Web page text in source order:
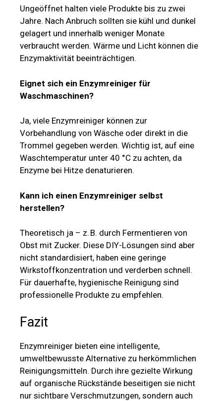
Ungeöffnet halten viele Produkte bis zu zwei
Jahre. Nach Anbruch sollten sie kühl und dunkel
gelagert und innerhalb weniger Monate
verbraucht werden. Wärme und Licht können die
Enzymaktivität beeinträchtigen.
Eignet sich ein Enzymreiniger für
Waschmaschinen?
Ja, viele Enzymreiniger können zur
Vorbehandlung von Wäsche oder direkt in die
Trommel gegeben werden. Wichtig ist, auf eine
Waschtemperatur unter 40 °C zu achten, da
Enzyme bei Hitze denaturieren.
Kann ich einen Enzymreiniger selbst
herstellen?
Theoretisch ja – z. B. durch Fermentieren von
Obst mit Zucker. Diese DIY-Lösungen sind aber
nicht standardisiert, haben eine geringe
Wirkstoffkonzentration und verderben schnell.
Für dauerhafte, hygienische Reinigung sind
professionelle Produkte zu empfehlen.
Fazit
Enzymreiniger bieten eine intelligente,
umweltbewusste Alternative zu herkömmlichen
Reinigungsmitteln. Durch ihre gezielte Wirkung
auf organische Rückstände beseitigen sie nicht
nur sichtbare Verschmutzungen, sondern auch